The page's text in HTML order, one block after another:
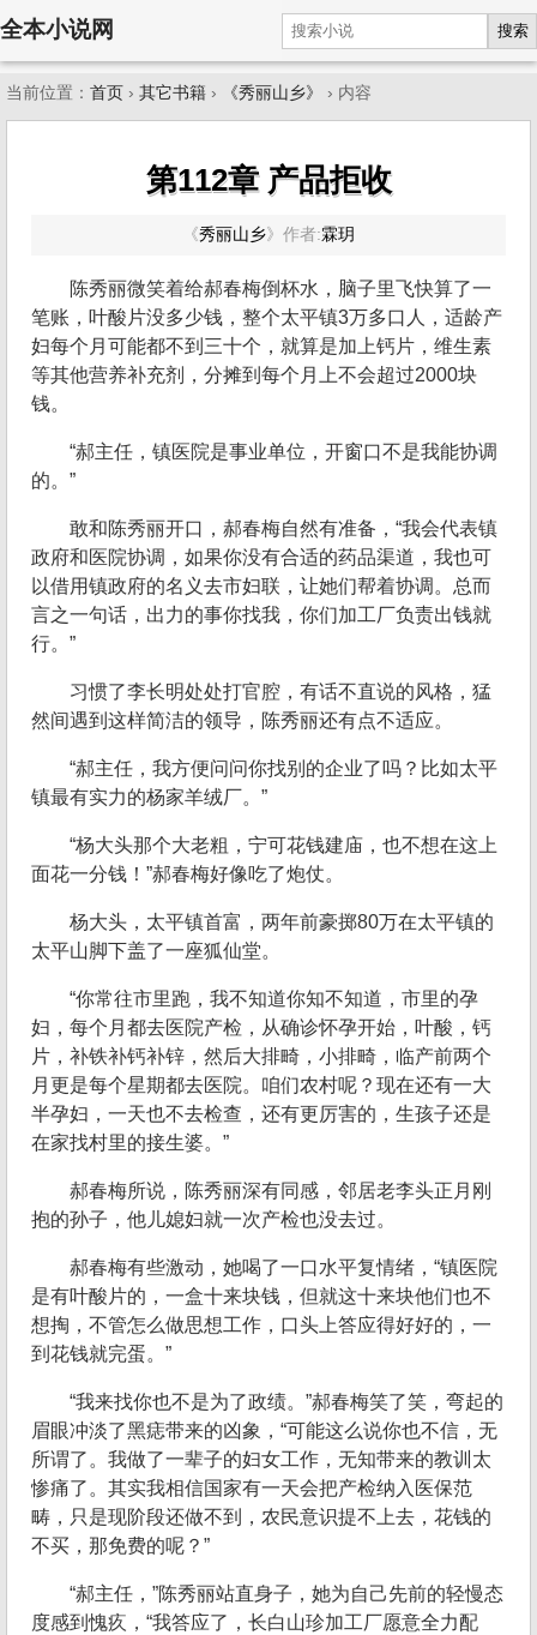
全本小说网 搜索
当前位置： 首页 › 其它书籍 › 《秀丽山乡》 › 内容
第112章 产品拒收
《秀丽山乡》 作者:霖玥
陈秀丽微笑着给郝春梅倒杯水，脑子里飞快算了一
笔账，叶酸片没多少钱，整个太平镇3万多口人，适龄产
妇每个月可能都不到三十个，就算是加上钙片，维生素
等其他营养补充剂，分摊到每个月上不会超过2000块
钱。
“郝主任，镇医院是事业单位，开窗口不是我能协调
的。”
敢和陈秀丽开口，郝春梅自然有准备，“我会代表镇
政府和医院协调，如果你没有合适的药品渠道，我也可
以借用镇政府的名义去市妇联，让她们帮着协调。总而
言之一句话，出力的事你找我，你们加工厂负责出钱就
行。”
习惯了李长明处处打官腔，有话不直说的风格，猛
然间遇到这样简洁的领导，陈秀丽还有点不适应。
“郝主任，我方便问问你找别的企业了吗？比如太平
镇最有实力的杨家羊绒厂。”
“杨大头那个大老粗，宁可花钱建庙，也不想在这上
面花一分钱！”郝春梅好像吃了炮仗。
杨大头，太平镇首富，两年前豪掷80万在太平镇的
太平山脚下盖了一座狐仙堂。
“你常往市里跑，我不知道你知不知道，市里的孕
妇，每个月都去医院产检，从确诊怀孕开始，叶酸，钙
片，补铁补钙补锌，然后大排畸，小排畸，临产前两个
月更是每个星期都去医院。咱们农村呢？现在还有一大
半孕妇，一天也不去检查，还有更厉害的，生孩子还是
在家找村里的接生婆。”
郝春梅所说，陈秀丽深有同感，邻居老李头正月刚
抱的孙子，他儿媳妇就一次产检也没去过。
郝春梅有些激动，她喝了一口水平复情绪，“镇医院
是有叶酸片的，一盒十来块钱，但就这十来块他们也不
想掏，不管怎么做思想工作，口头上答应得好好的，一
到花钱就完蛋。”
“我来找你也不是为了政绩。”郝春梅笑了笑，弯起的
眉眼冲淡了黑痣带来的凶象，“可能这么说你也不信，无
所谓了。我做了一辈子的妇女工作，无知带来的教训太
惨痛了。其实我相信国家有一天会把产检纳入医保范
畴，只是现阶段还做不到，农民意识提不上去，花钱的
不买，那免费的呢？”
“郝主任，”陈秀丽站直身子，她为自己先前的轻慢态
度感到愧疚，“我答应了，长白山珍加工厂愿意全力配